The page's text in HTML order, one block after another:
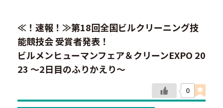
≪！速報！≫第18回全国ビルクリーニング技
能競技会 受賞者発表！
ビルメンヒューマンフェア＆クリーンEXPO 20
23 ～2日目のふりかえり～
0